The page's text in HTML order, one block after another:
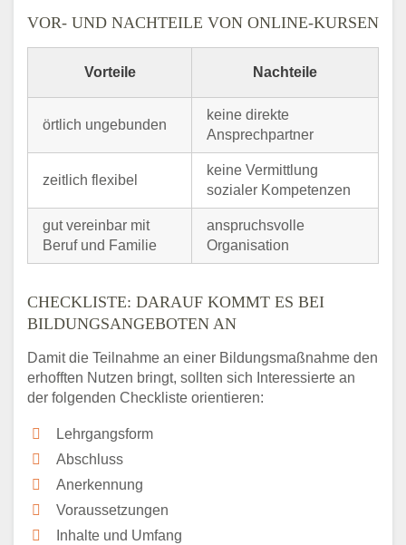
VOR- UND NACHTEILE VON ONLINE-KURSEN
Vorteile Nachteile
örtlich ungebunden
keine direkte
Ansprechpartner
zeitlich flexibel
keine Vermittlung
sozialer Kompetenzen
gut vereinbar mit
Beruf und Familie
anspruchsvolle
Organisation
CHECKLISTE: DARAUF KOMMT ES BEI
BILDUNGSANGEBOTEN AN
Damit die Teilnahme an einer Bildungsmaßnahme den
erhofften Nutzen bringt, sollten sich Interessierte an
der folgenden Checkliste orientieren:
Lehrgangsform
Abschluss
Anerkennung
Voraussetzungen
Inhalte und Umfang